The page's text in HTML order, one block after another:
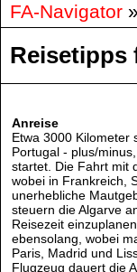
FA-Navigator »
Reisetipps
Anreise
Etwa 3000 Kilometer
Portugal - plus/
startet. Die Fahrt mit
wobei in Frankreich,
unerhebliche
steuern die Algarve
Reisezeit
ebensolang, wobei
Paris, Madrid und
Flugzeug dauert die